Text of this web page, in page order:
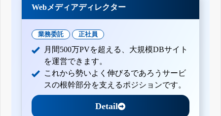
Webメディアディレクター
業務委託 正社員
月間500万PVを超える、大規模DBサイト
を運営できます。
これから勢いよく伸びるであろうサービ
スの根幹部分を支えるポジションです。
Detail